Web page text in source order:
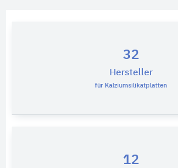
32
Hersteller
für Kalziumsilikatplatten
12